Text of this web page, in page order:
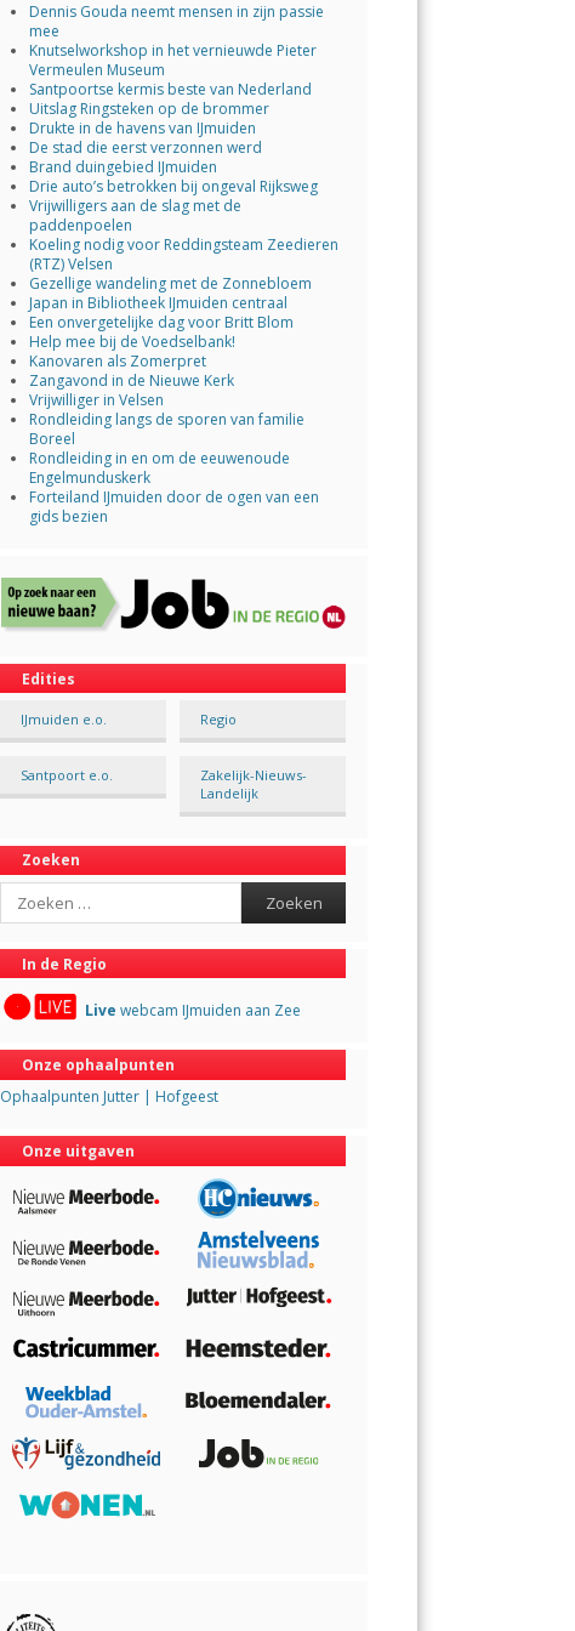
Dennis Gouda neemt mensen in zijn passie
mee
Knutselworkshop in het vernieuwde Pieter
Vermeulen Museum
Santpoortse kermis beste van Nederland
Uitslag Ringsteken op de brommer
Drukte in de havens van IJmuiden
De stad die eerst verzonnen werd
Brand duingebied IJmuiden
Drie auto’s betrokken bij ongeval Rijksweg
Vrijwilligers aan de slag met de
paddenpoelen
Koeling nodig voor Reddingsteam Zeedieren
(RTZ) Velsen
Gezellige wandeling met de Zonnebloem
Japan in Bibliotheek IJmuiden centraal
Een onvergetelijke dag voor Britt Blom
Help mee bij de Voedselbank!
Kanovaren als Zomerpret
Zangavond in de Nieuwe Kerk
Vrijwilliger in Velsen
Rondleiding langs de sporen van familie
Boreel
Rondleiding in en om de eeuwenoude
Engelmunduskerk
Forteiland IJmuiden door de ogen van een
gids bezien
Edities
IJmuiden e.o. Regio
Santpoort e.o.
Zakelijk-Nieuws-
Landelijk
Zoeken
Search
In de Regio
Live webcam IJmuiden aan Zee
Onze ophaalpunten
Ophaalpunten Jutter | Hofgeest
Onze uitgaven